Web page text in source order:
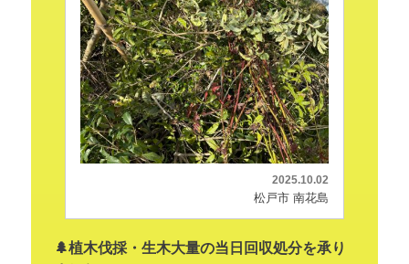
2025.10.02
松戸市 南花島
🌲植木伐採・生木大量の当日回収処分を承り